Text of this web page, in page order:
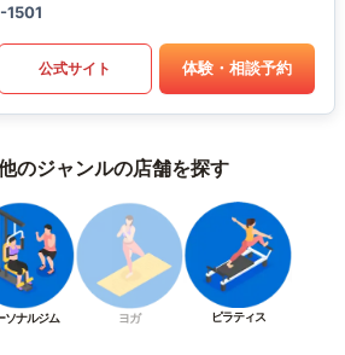
1501
公式サイト 体験・相談予約
のジャンルの店舗を探す
ソナルジム ヨガ ピラティス